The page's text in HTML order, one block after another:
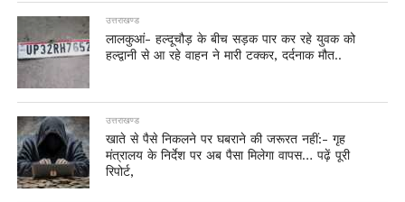
उत्तराखण्ड
लालकुआं- हल्दूचौड़ के बीच सड़क पार कर रहे युवक को
हल्द्वानी से आ रहे वाहन ने मारी टक्कर, दर्दनाक मौत..
उत्तराखण्ड
खाते से पैसे निकलने पर घबराने की जरूरत नहीं:- गृह
मंत्रालय के निर्देश पर अब पैसा मिलेगा वापस… पढ़ें पूरी
रिपोर्ट,